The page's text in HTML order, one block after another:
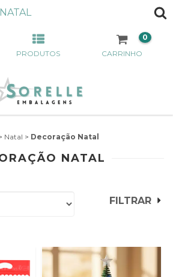
PRODUTOS CARRINHO
0
Natal > Decoração Natal
NATAL
FILTRAR